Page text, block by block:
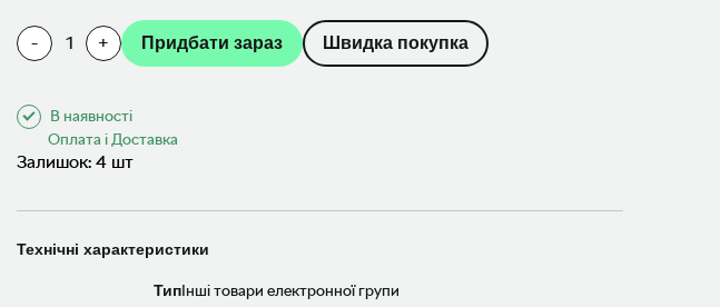
- 1 + Придбати зараз Швидка покупка
В наявності
Оплата і Доставка
Залишок: 4 шт
Технічні характеристики
ТипІнші товари електронної групи